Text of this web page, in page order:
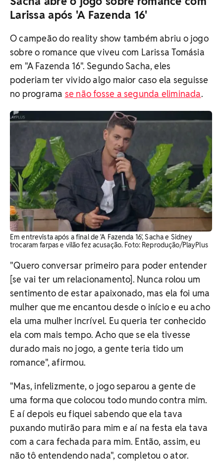
Larissa após 'A Fazenda 16'
O campeão do reality show também abriu o jogo
sobre o romance que viveu com Larissa Tomásia
em "A Fazenda 16". Segundo Sacha, eles
poderiam ter vivido algo maior caso ela seguisse
no programa se não fosse a segunda eliminada.
Em entrevista após a final de 'A Fazenda 16', Sacha e Sidney
trocaram farpas e vilão fez acusação. ​Foto: Reprodução/PlayPlus
"Quero conversar primeiro para poder entender
[se vai ter um relacionamento]. Nunca rolou um
sentimento de estar apaixonado, mas ela foi uma
mulher que me encantou desde o início e eu acho
ela uma mulher incrível. Eu queria ter conhecido
ela com mais tempo. Acho que se ela tivesse
durado mais no jogo, a gente teria tido um
romance", afirmou.
"Mas, infelizmente, o jogo separou a gente de
uma forma que colocou todo mundo contra mim.
E aí depois eu fiquei sabendo que ela tava
puxando mutirão para mim e aí na festa ela tava
com a cara fechada para mim. Então, assim, eu
não tô entendendo nada", completou o ator.